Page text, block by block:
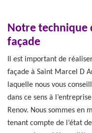
Notre technique
façade
Il est important de
façade à Saint Marcel D
laquelle nous vous
dans ce sens à
Renov. Nous sommes en
tenant compte de l’état